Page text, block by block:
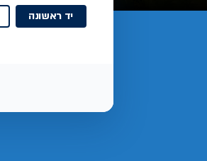
יד ראשונה